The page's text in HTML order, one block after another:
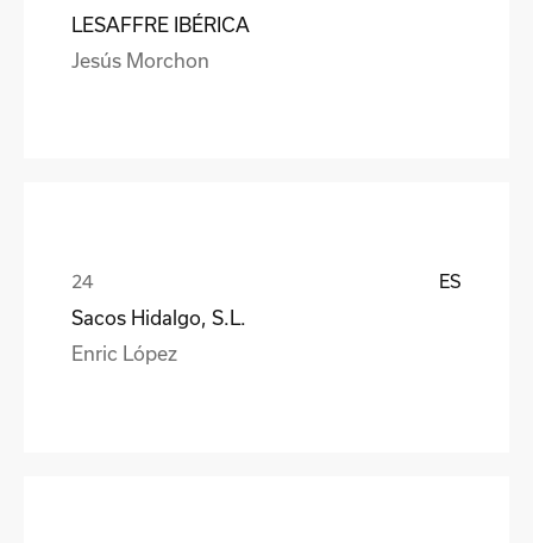
LESAFFRE IBÉRICA
Jesús Morchon
ES
Sacos Hidalgo, S.L.
Enric López